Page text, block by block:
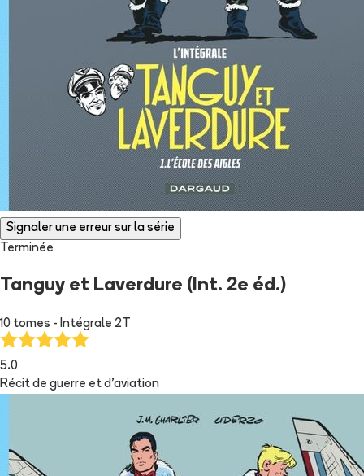
Signaler une erreur sur la série
Terminée
Tanguy et Laverdure (Int. 2e éd.)
10 tomes - Intégrale 2T
5.0
Récit de guerre et d'aviation